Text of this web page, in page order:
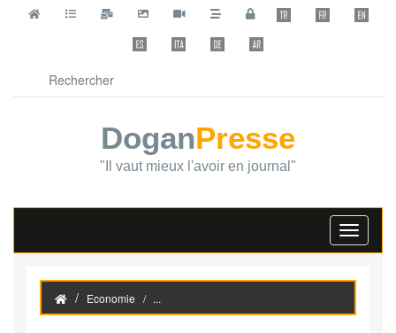
DoganPresse
"Il vaut mieux l'avoir en journal"
Toggle
Economie ...